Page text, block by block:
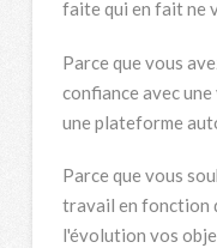
faite qui en fait ne
Parce que vous
confiance avec
une plateforme
Parce que vous
travail en fonction
l'évolution vos